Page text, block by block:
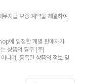
지급 보증 계약을 체결하여
에 입점한 개별 판매자가
상품의 경우 (주)
니며, 등록된 상품의 정보 및